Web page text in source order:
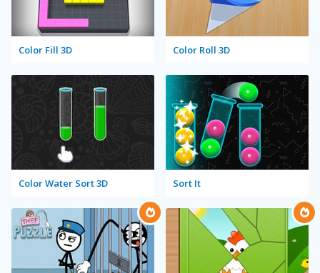
Color Fill 3D Color Roll 3D
Color Water Sort 3D Sort It